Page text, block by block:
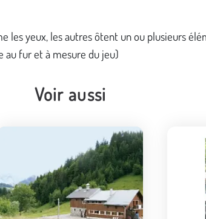
les yeux, les autres ôtent un ou plusieurs
au fur et à mesure du jeu)
Voir aussi